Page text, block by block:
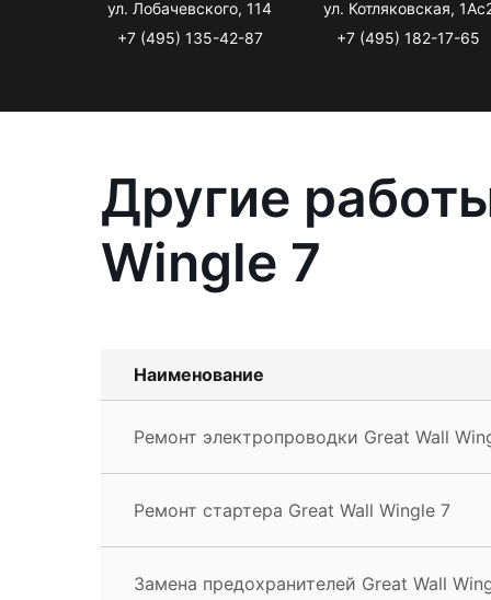
ул. Лобачевского, 114
+7 (495) 135-42-87
ул. Котляковская,
+7 (495) 182-17-65
Другие
Wingle 7
Наименование
Ремонт электропроводки Great Wall
Ремонт стартера Great Wall Wingle 7
Замена предохранителей Great Wall